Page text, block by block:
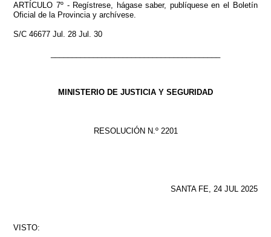
ARTÍCULO 7º - Regístrese, hágase saber, publíquese en el Boletín
Oficial de la Provincia y archívese.
S/C 46677 Jul. 28 Jul. 30
MINISTERIO DE JUSTICIA Y SEGURIDAD
RESOLUCIÓN N.º 2201
SANTA FE, 24 JUL 2025
VISTO: